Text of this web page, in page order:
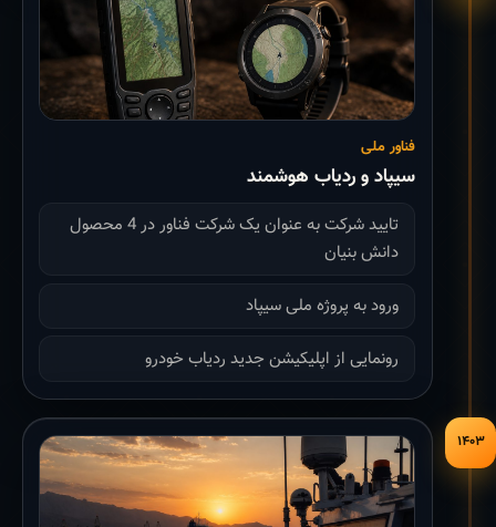
فناور ملی
سیپاد و ردیاب هوشمند
تایید شرکت به عنوان یک شرکت فناور در 4 محصول
دانش بنیان
ورود به پروژه ملی سیپاد
رونمایی از اپلیکیشن جدید ردیاب خودرو
۱۴۰۳